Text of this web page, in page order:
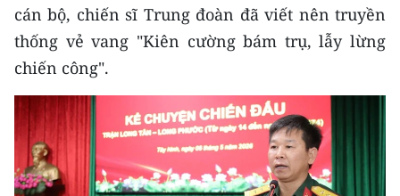
Media Giáo dục
Media Y tế
Media Khoa học - Công nghệ
Media Môi trường
Ảnh
cán bộ, chiến sĩ Trung đoàn đã viết nên truyền
thống vẻ vang "Kiên cường bám trụ, lẫy lừng
chiến công".